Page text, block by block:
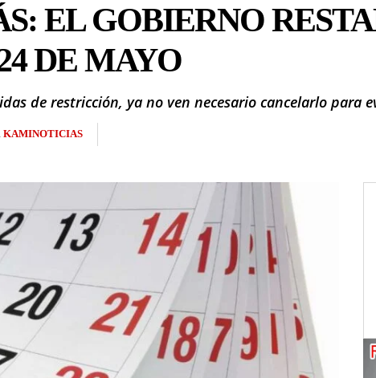
EL GOBIERNO
DE MAYO
de restricción, ya no ven necesario cancelarlo para
KAMINOTICIAS